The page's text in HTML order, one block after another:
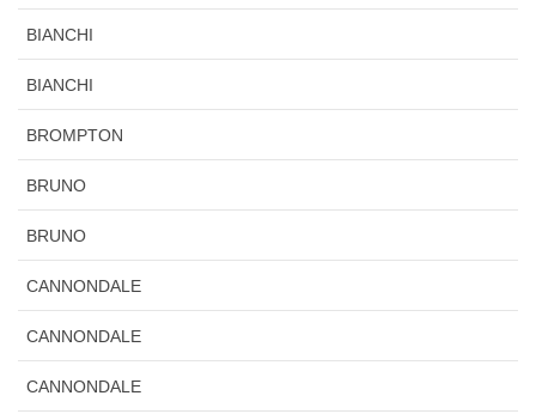
BIANCHI
BIANCHI
BROMPTON
BRUNO
BRUNO
CANNONDALE
CANNONDALE
CANNONDALE